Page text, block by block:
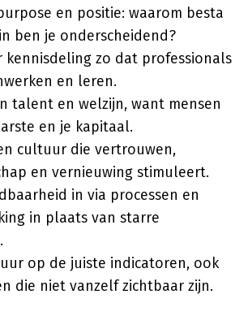
en positie: waarom besta
ben je onderscheidend?
kennisdeling zo dat professionals
en leren.
talent en welzijn, want mensen
en je kapitaal.
cultuur die vertrouwen,
en vernieuwing stimuleert.
in via processen en
in plaats van starre
op de juiste indicatoren, ook
die niet vanzelf zichtbaar zijn.